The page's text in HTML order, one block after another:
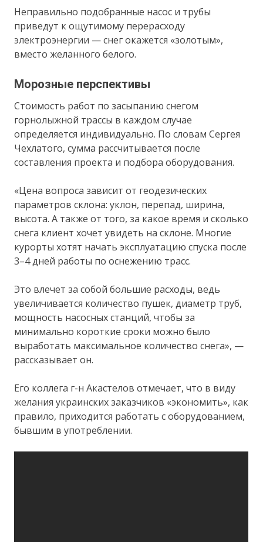
Неправильно подобранные насос и трубы
приведут к ощутимому перерасходу
электроэнергии — снег окажется «золотым»,
вместо желанного белого.
Морозные перспективы
Стоимость работ по засыпанию снегом
горнолыжной трассы в каждом случае
определяется индивидуально. По словам Сергея
Чехлатого, сумма рассчитывается после
составления проекта и подбора оборудования.
«Цена вопроса зависит от геодезических
параметров склона: уклон, перепад, ширина,
высота. А также от того, за какое время и сколько
снега клиент хочет увидеть на склоне. Многие
курорты хотят начать эксплуатацию спуска после
3–4 дней работы по оснежению трасс.
Это влечет за собой большие расходы, ведь
увеличивается количество пушек, диаметр труб,
мощность насосных станций, чтобы за
минимально короткие сроки можно было
выработать максимальное количество снега», —
рассказывает он.
Его коллега г-н Акастелов отмечает, что в виду
желания украинских заказчиков «экономить», как
правило, приходится работать с оборудованием,
бывшим в употреблении.